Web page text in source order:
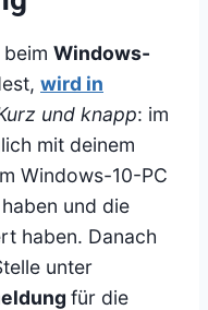
Windows-
wird in
und knapp: im
mit deinem
Windows-10-PC
haben und die
haben. Danach
unter
für die